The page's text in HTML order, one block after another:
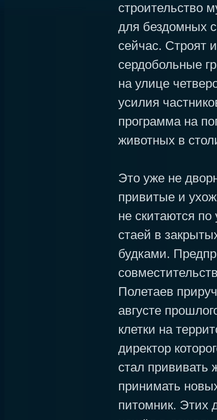
строительство
для бездомных
сейчас. Строят
сердобольные
на улице
усилия
программа на
животных в
Это уже не
привитые и
не скитаются
стаей в
будками.
Полетаев
августе
клетки на
директор
стал прививать
принимать
питомник. Этих